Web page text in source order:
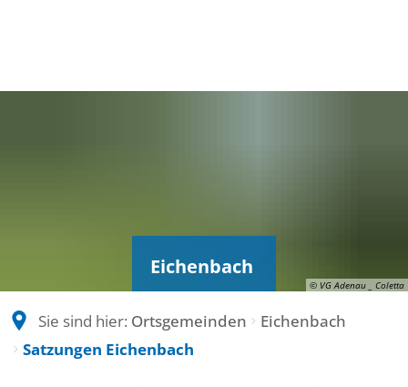
© VG Adenau _ Coletta
Eichenbach
Sie sind hier: Ortsgemeinden
Eichenbach
Satzungen Eichenbach